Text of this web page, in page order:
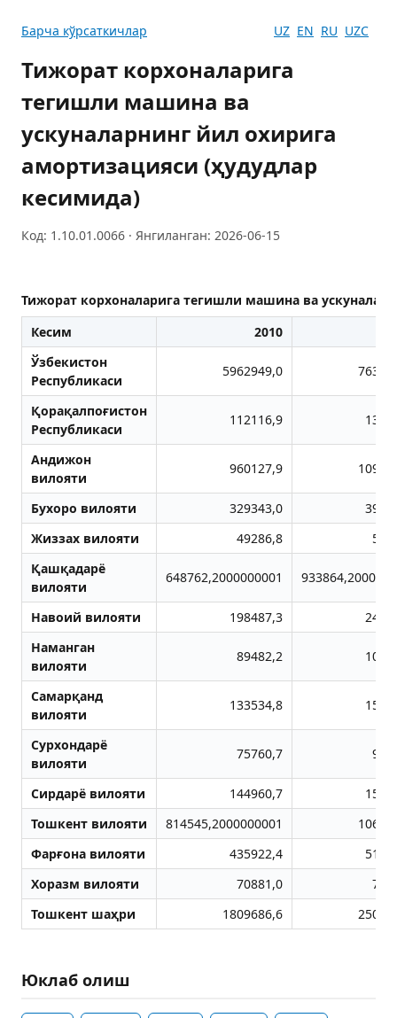
Барча кўрсаткичлар UZ EN RU UZC
Тижорат корхоналарига
тегишли машина ва
ускуналарнинг йил охирига
амортизацияси (ҳудудлар
кесимида)
Код: 1.10.01.0066 · Янгиланган: 2026-06-15
Тижорат корхоналарига тегишли машина ва
Кесим
2010
Ўзбекистон
Республикаси
5962949,0
Қорақалпоғистон
Республикаси
112116,9
Aндижон
вилояти
960127,9
Бухоро вилояти 329343,0
Жиззах вилояти
49286,8
Қашқадарё
вилояти
648762,2000000001
Навоий вилояти 198487,3
Наманган
вилояти
89482,2
Самарқанд
вилояти
133534,8
Сурхондарё
вилояти
75760,7
Сирдарё вилояти 144960,7
Тошкент вилояти
814545,2000000001
Фарғона вилояти
435922,4
Хоразм вилояти
70881,0
Тошкент шаҳри
1809686,6
Юклаб олиш